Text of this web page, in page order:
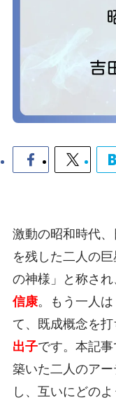
激動の昭和時代
を残した二人の
の神様」と称さ
信康。もう一人
て、既成概念を
出子です。本記
築いた二人のア
し、互いにどの